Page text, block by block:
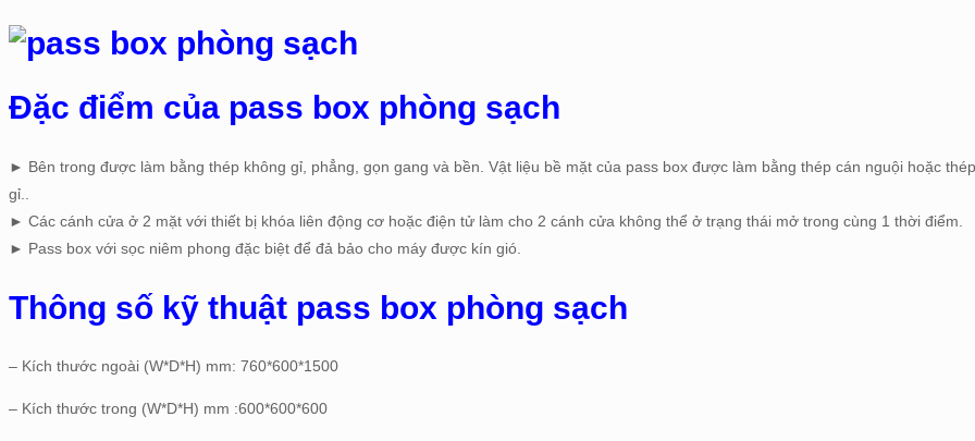
Đặc điểm của pass box phòng sạch
► Bên trong được làm bằng thép không gỉ, phẳng, gọn gang và bền. Vật liệu bề mặt của pass box được làm bằng thép cán nguội hoặc
gỉ..
► Các cánh cửa ở 2 mặt với thiết bị khóa liên động cơ hoặc điện tử làm cho 2 cánh cửa không thể ở trạng thái mở trong cùng 1 thời điểm.
► Pass box với sọc niêm phong đặc biệt để đả bảo cho máy được kín gió.
Thông số kỹ thuật pass box phòng sạch
– Kích thước ngoài (W*D*H) mm: 760*600*1500
– Kích thước trong (W*D*H) mm :600*600*600